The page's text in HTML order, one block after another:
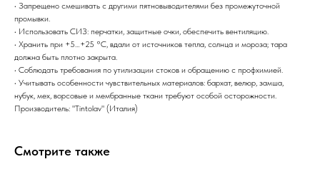
• Запрещено смешивать с другими пятновыводителями без промежуточной
промывки.
• Использовать СИЗ: перчатки, защитные очки, обеспечить вентиляцию.
• Хранить при +5…+25 °C, вдали от источников тепла, солнца и мороза; тара
должна быть плотно закрыта.
• Соблюдать требования по утилизации стоков и обращению с профхимией.
• Учитывать особенности чувствительных материалов: бархат, велюр, замша,
нубук, мех, ворсовые и мембранные ткани требуют особой осторожности.
Производитель: "Tintolav" (Италия)
Смотрите также